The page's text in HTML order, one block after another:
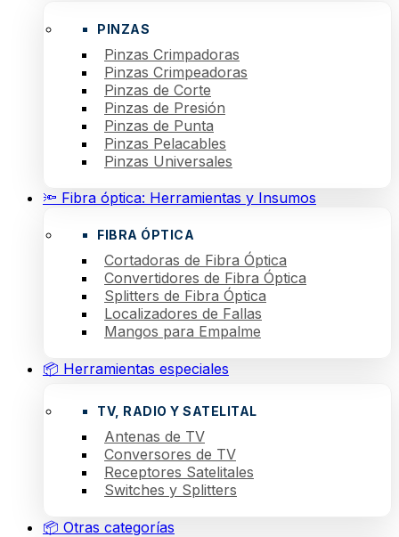
PINZAS
Pinzas Crimpadoras
Pinzas Crimpeadoras
Pinzas de Corte
Pinzas de Presión
Pinzas de Punta
Pinzas Pelacables
Pinzas Universales
🔦 Fibra óptica: Herramientas y Insumos
FIBRA ÓPTICA
Cortadoras de Fibra Óptica
Convertidores de Fibra Óptica
Splitters de Fibra Óptica
Localizadores de Fallas
Mangos para Empalme
📦 Herramientas especiales
TV, RADIO Y SATELITAL
Antenas de TV
Conversores de TV
Receptores Satelitales
Switches y Splitters
📦 Otras categorías